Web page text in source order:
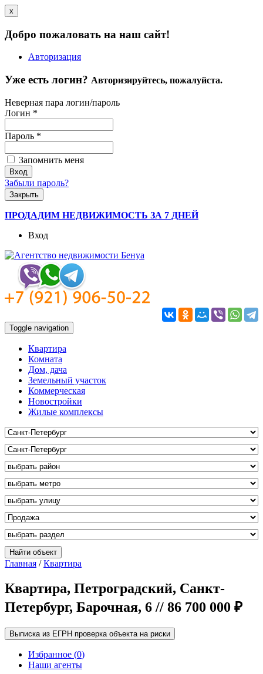
x
Добро пожаловать на наш сайт!
Авторизация
Уже есть логин? Авторизируйтесь, пожалуйста.
Неверная пара логин/пароль
Логин *
Пароль *
Запомнить меня
Забыли пароль?
Закрыть
ПРОДАДИМ НЕДВИЖИМОСТЬ ЗА 7 ДНЕЙ
Вход
Toggle navigation
Квартира
Комната
Дом, дача
Земельный участок
Коммерческая
Новостройки
Жилые комплексы
Главная /Квартира
Квартира, Петроградский, Санкт-
Петербург, Барочная, 6 // 86 700 000 ₽
Выписка из ЕГРН проверка объекта на риски
Избранное (0)
Наши агенты